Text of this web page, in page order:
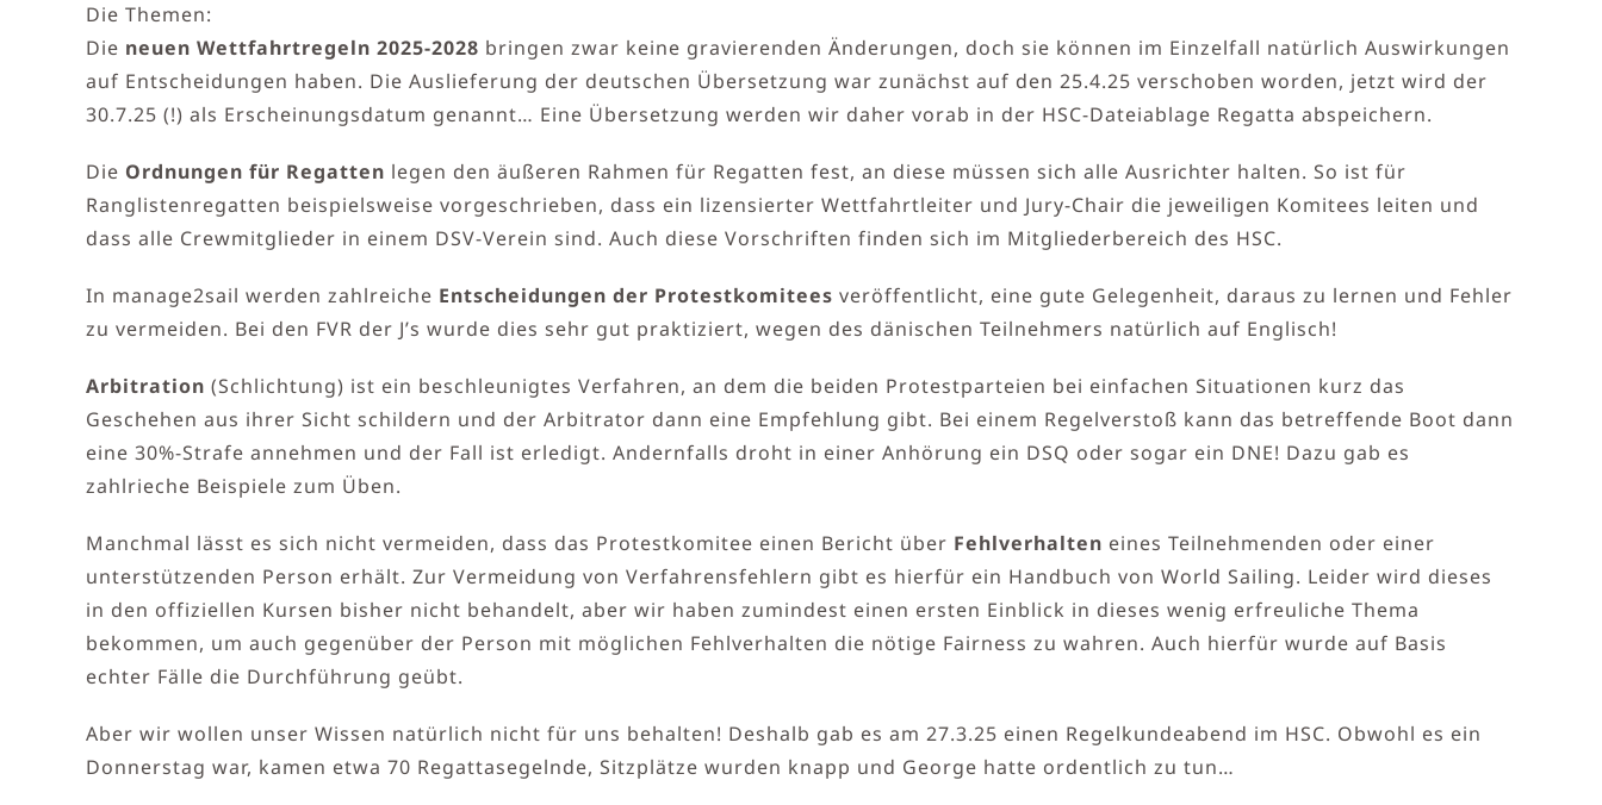
Die Themen:
Die neuen Wettfahrtregeln 2025-2028 bringen zwar keine gravierenden Änderungen, doch sie können im Einzelfall natürlich Auswirkungen
auf Entscheidungen haben. Die Auslieferung der deutschen Übersetzung war zunächst auf den 25.4.25 verschoben worden, jetzt wird der
30.7.25 (!) als Erscheinungsdatum genannt… Eine Übersetzung werden wir daher vorab in der HSC-Dateiablage Regatta abspeichern.
Die Ordnungen für Regatten legen den äußeren Rahmen für Regatten fest, an diese müssen sich alle Ausrichter halten. So ist für
Ranglistenregatten beispielsweise vorgeschrieben, dass ein lizensierter Wettfahrtleiter und Jury-Chair die jeweiligen Komitees leiten und
dass alle Crewmitglieder in einem DSV-Verein sind. Auch diese Vorschriften finden sich im Mitgliederbereich des HSC.
In manage2sail werden zahlreiche Entscheidungen der Protestkomitees veröffentlicht, eine gute Gelegenheit, daraus zu lernen und Fehler
zu vermeiden. Bei den FVR der J’s wurde dies sehr gut praktiziert, wegen des dänischen Teilnehmers natürlich auf Englisch!
Arbitration (Schlichtung) ist ein beschleunigtes Verfahren, an dem die beiden Protestparteien bei einfachen Situationen kurz das
Geschehen aus ihrer Sicht schildern und der Arbitrator dann eine Empfehlung gibt. Bei einem Regelverstoß kann das betreffende Boot dann
eine 30%-Strafe annehmen und der Fall ist erledigt. Andernfalls droht in einer Anhörung ein DSQ oder sogar ein DNE! Dazu gab es
zahlrieche Beispiele zum Üben.
Manchmal lässt es sich nicht vermeiden, dass das Protestkomitee einen Bericht über Fehlverhalten eines Teilnehmenden oder einer
unterstützenden Person erhält. Zur Vermeidung von Verfahrensfehlern gibt es hierfür ein Handbuch von World Sailing. Leider wird dieses
in den offiziellen Kursen bisher nicht behandelt, aber wir haben zumindest einen ersten Einblick in dieses wenig erfreuliche Thema
bekommen, um auch gegenüber der Person mit möglichen Fehlverhalten die nötige Fairness zu wahren. Auch hierfür wurde auf Basis
echter Fälle die Durchführung geübt.
Aber wir wollen unser Wissen natürlich nicht für uns behalten! Deshalb gab es am 27.3.25 einen Regelkundeabend im HSC. Obwohl es ein
Donnerstag war, kamen etwa 70 Regattasegelnde, Sitzplätze wurden knapp und George hatte ordentlich zu tun…